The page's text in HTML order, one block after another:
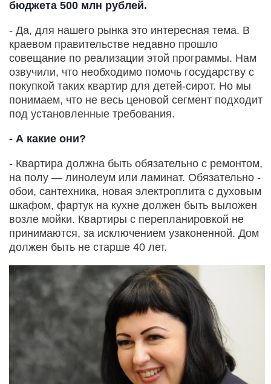
бюджета 500 млн рублей.
- Да, для нашего рынка это интересная тема. В
краевом правительстве недавно прошло
совещание по реализации этой программы. Нам
озвучили, что необходимо помочь государству с
покупкой таких квартир для детей-сирот. Но мы
понимаем, что не весь ценовой сегмент подходит
под установленные требования.
- А какие они?
- Квартира должна быть обязательно с ремонтом,
на полу — линолеум или ламинат. Обязательно -
обои, сантехника, новая электроплита с духовым
шкафом, фартук на кухне должен быть выложен
возле мойки. Квартиры с перепланировкой не
принимаются, за исключением узаконенной. Дом
должен быть не старше 40 лет.